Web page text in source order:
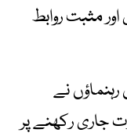
مثبت روابط
نے
جاری رکھنے پر